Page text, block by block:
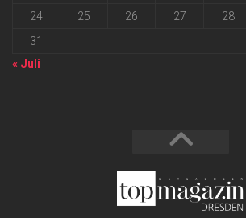
24
25 26 27 28
31
« Juli